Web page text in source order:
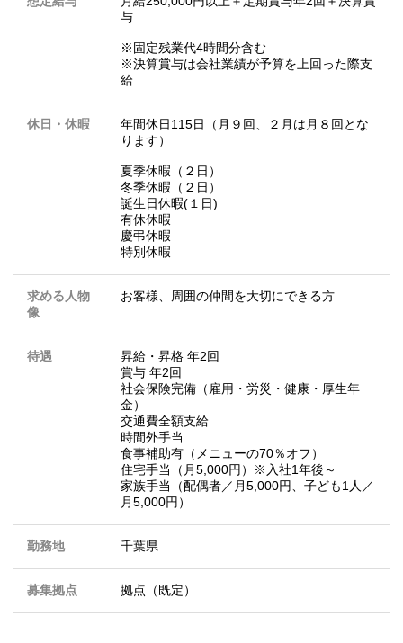
与
※固定残業代4時間分含む
※決算賞与は会社業績が予算を上回った際支
給
休日・休暇
年間休日115日（月９回、２月は月８回とな
ります）
夏季休暇（２日）
冬季休暇（２日）
誕生日休暇(１日)
有休休暇
慶弔休暇
特別休暇
求める人物
像
お客様、周囲の仲間を大切にできる方
待遇
昇給・昇格 年2回
賞与 年2回
社会保険完備（雇用・労災・健康・厚生年
金）
交通費全額支給
時間外手当
食事補助有（メニューの70％オフ）
住宅手当（月5,000円）※入社1年後～
家族手当（配偶者／月5,000円、子ども1人／
月5,000円）
勤務地 千葉県
募集拠点 拠点（既定）